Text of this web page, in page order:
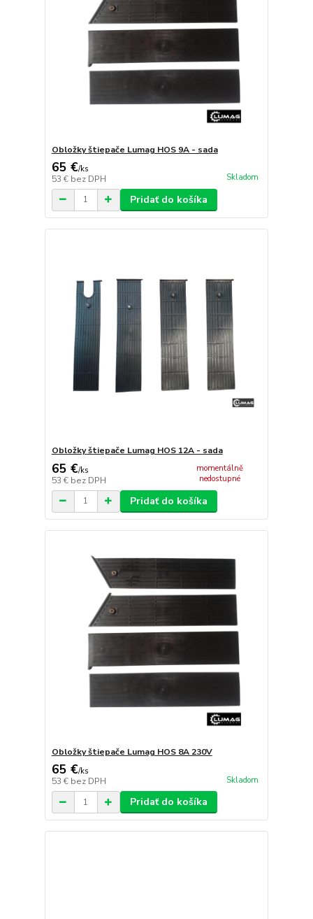
Obložky štiepače Lumag HOS 9A - sada
65 €/ks
53 € bez DPH Skladom
Pridať do košíka
Obložky štiepače Lumag HOS 12A - sada
65 €/ks
53 € bez DPH
momentálně
nedostupné
Pridať do košíka
Obložky štiepače Lumag HOS 8A 230V
65 €/ks
53 € bez DPH Skladom
Pridať do košíka